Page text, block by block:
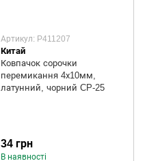
Артикул: P411207
Китай
Ковпачок сорочки
перемикання 4х10мм,
латунний, чорний CP-25
34 грн
В наявності